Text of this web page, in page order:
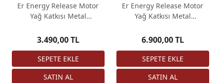
Er Energy Release Motor
Yağ Katkısı Metal
3.490,00 TL
Er Energy Release Motor
Yağ Katkısı Metal
6.900,00 TL